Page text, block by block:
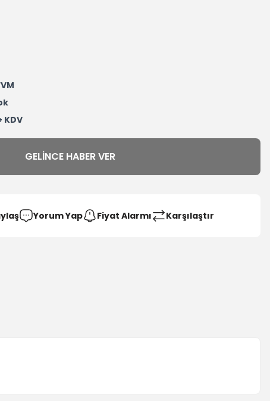
KDV
GELINCE HABER VER
Yorum Yap Fiyat Alarmı Karşılaştır